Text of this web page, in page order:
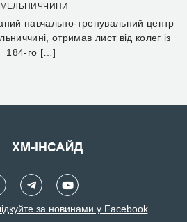
навчально-тренувальний центр
отримав лист від колег із
184-го […]
за новинами у Facebook